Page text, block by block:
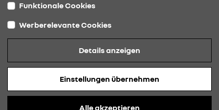
Impressum
Funktionale Cookies
Werberelevante Cookies
Details anzeigen
Einstellungen übernehmen
Alle akzeptieren